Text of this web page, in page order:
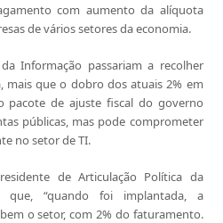
com aumento da alíquota
de vários setores da economia.
Informação passariam a recolher
mais que o dobro dos atuais 2% em
pacote de ajuste fiscal do governo
públicas, mas pode comprometer
no setor de TI.
de Articulação Política da
que, “quando foi implantada, a
o setor, com 2% do faturamento.